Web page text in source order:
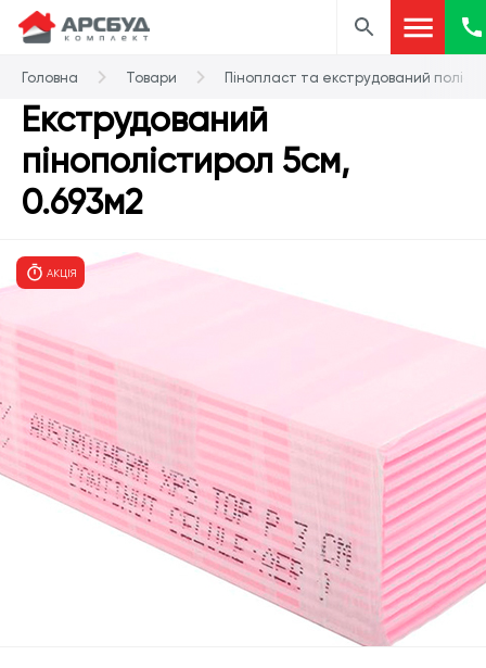
Головна Товари Пінопласт та екструдований
Екструдований
пінополістирол 5см,
0.693м2
АКЦІЯ